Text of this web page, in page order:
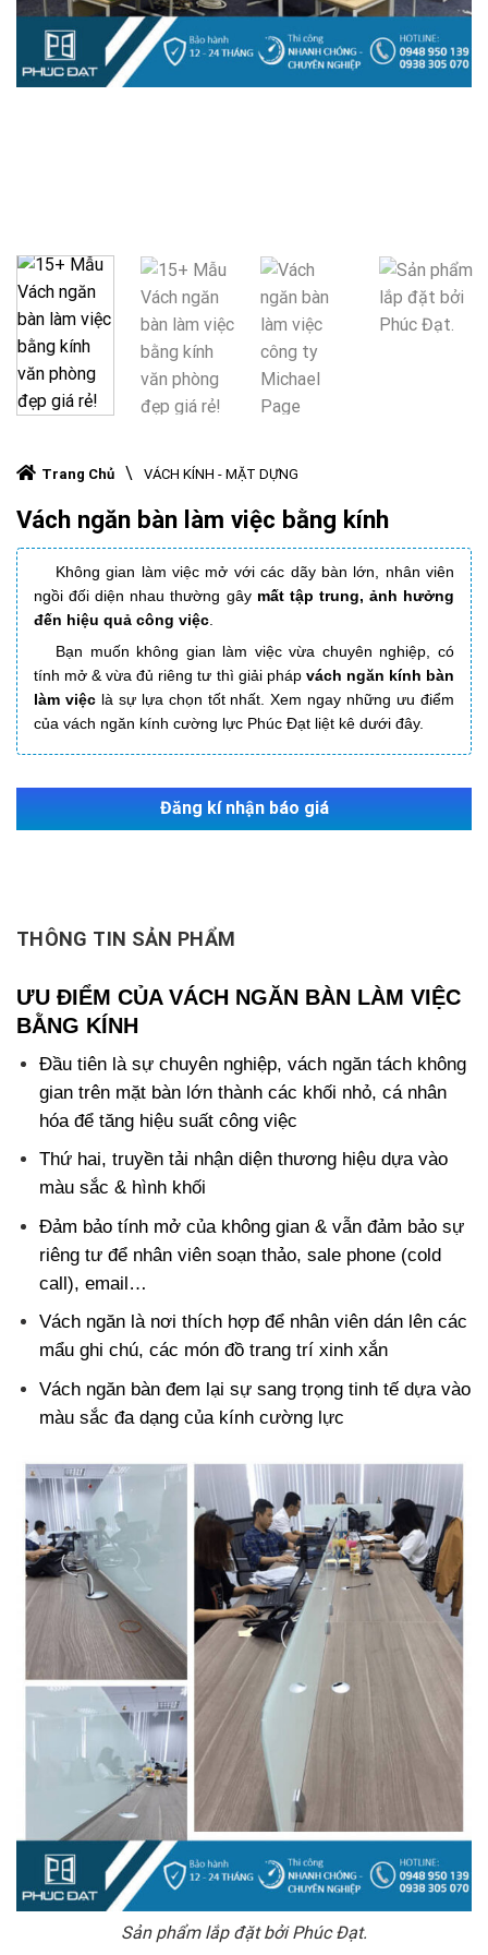
Trang Chủ \ VÁCH KÍNH - MẶT DỰNG
Vách ngăn bàn làm việc bằng kính
Không gian làm việc mở với các dãy bàn lớn, nhân viên
ngồi đối diện nhau thường gây mất tập trung, ảnh hưởng
đến hiệu quả công việc
Bạn muốn không gian làm việc vừa chuyên nghiệp, có
tính mở & vừa đủ riêng tư thì giải pháp vách ngăn kính bàn
làm việclà sự lựa chọn tốt nhất. Xem ngay những ưu điểm
của vách ngăn kính cường lực Phúc Đạt liệt kê dưới đây.
Đăng kí nhận báo giá
THÔNG TIN SẢN PHẨM
ƯU ĐIỂM CỦA VÁCH NGĂN BÀN LÀM VIỆC
BẰNG KÍNH
Đầu tiên là sự chuyên nghiệp, vách ngăn tách không
gian trên mặt bàn lớn thành các khối nhỏ, cá nhân
hóa để tăng hiệu suất công việc
Thứ hai, truyền tải nhận diện thương hiệu dựa vào
màu sắc & hình khối
Đảm bảo tính mở của không gian & vẫn đảm bảo sự
riêng tư để nhân viên soạn thảo, sale phone (cold
call), email…
Vách ngăn là nơi thích hợp để nhân viên dán lên các
mẩu ghi chú, các món đồ trang trí xinh xắn
Vách ngăn bàn đem lại sự sang trọng tinh tế dựa vào
màu sắc đa dạng của kính cường lực
Sản phẩm lắp đặt bởi Phúc Đạt.